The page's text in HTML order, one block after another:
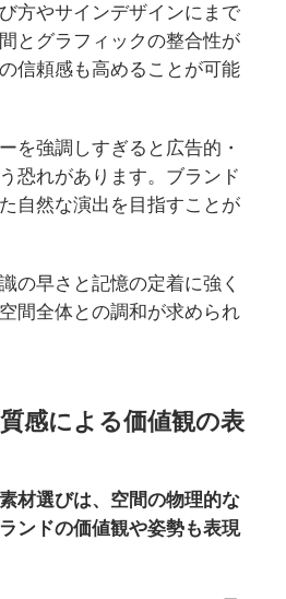
方やサインデザインにまで
とグラフィックの整合性が
信頼感も高めることが可能
を強調しすぎると広告的・
恐れがあります。ブランド
自然な演出を目指すことが
の早さと記憶の定着に強く
間全体との調和が求められ
感による価値観の表
材選びは、空間の物理的な
ンドの価値観や姿勢も表現